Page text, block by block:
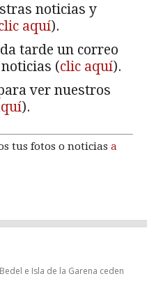
noticias y
aquí).
tarde un correo
(clic aquí).
ver nuestros
).
tus fotos o noticias a